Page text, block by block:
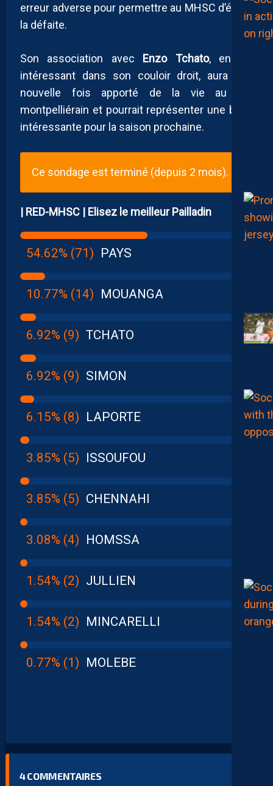
erreur adverse pour permettre au MHSC d’éviter
la défaite.
Son association avec Enzo Tchato, encore
intéressant dans son couloir droit, aura une
nouvelle fois apporté de la vie au jeu
montpelliérain et pourrait représenter une base
intéressante pour la saison prochaine.
Ce sondage est terminé (depuis 2 mois).
| RED-MHSC | Elisez le meilleur Pailladin
54.62% (71) PAYS
10.77% (14) MOUANGA
6.92% (9) TCHATO
6.92% (9) SIMON
6.15% (8) LAPORTE
3.85% (5) ISSOUFOU
3.85% (5) CHENNAHI
3.08% (4) HOMSSA
1.54% (2) JULLIEN
1.54% (2) MINCARELLI
0.77% (1) MOLEBE
4COMMENTAIRES